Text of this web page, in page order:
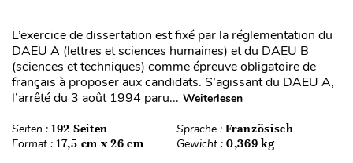
L’exercice de dissertation est fixé par la réglementation du
DAEU A (lettres et sciences humaines) et du DAEU B
(sciences et techniques) comme épreuve obligatoire de
français à proposer aux candidats. S’agissant du DAEU A,
l’arrêté du 3 août 1994 paru... Weiterlesen
Seiten : 192 Seiten Sprache : Französisch
Format : 17,5 cm x 26 cm Gewicht : 0,369 kg